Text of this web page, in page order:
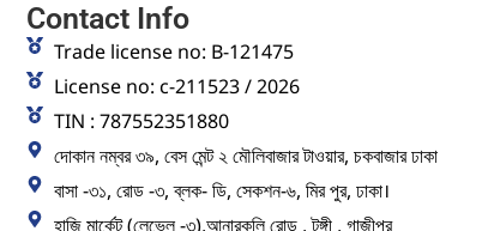
Contact Info
Trade license no: B-121475
License no: c-211523 / 2026
TIN : 787552351880
দোকান নম্বর ৩৯, বেস মেন্ট ২ মৌলিবাজার টাওয়ার, চকবাজার ঢাকা
বাসা -৩১, রোড -৩, ব্লক- ডি, সেকশন-৬, মির পুর, ঢাকা।
হাজি মার্কেট (লেভেল -৩),আনারকলি রোড , টঙ্গী , গাজীপুর